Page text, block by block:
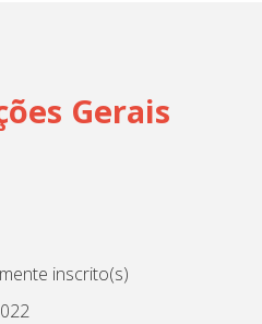
Gerais
inscrito(s)